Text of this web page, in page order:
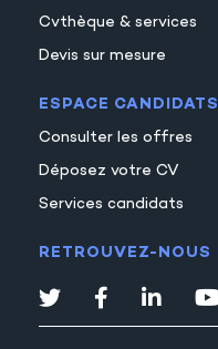
Cvthèque & services
Devis sur mesure
ESPACE CANDIDATS
Consulter les offres
Déposez votre CV
Services candidats
RETROUVEZ-NOUS